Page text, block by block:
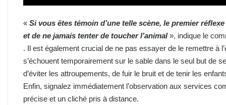
« Si vous êtes témoin d’une telle scène, le premier
et de ne jamais tenter de toucher l’animal», indique le
. Il est également crucial de ne pas essayer de le remettre à
s’échouent temporairement sur le sable dans le seul but de
d’éviter les attroupements, de fuir le bruit et de tenir les
Enfin, signalez immédiatement l’observation aux services
précise et un cliché pris à distance.